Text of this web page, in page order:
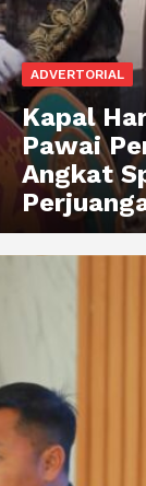
ADVERTORIAL
Kapal
Pawai
Angkat